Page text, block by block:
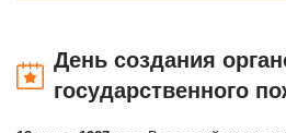
День создания
государственного